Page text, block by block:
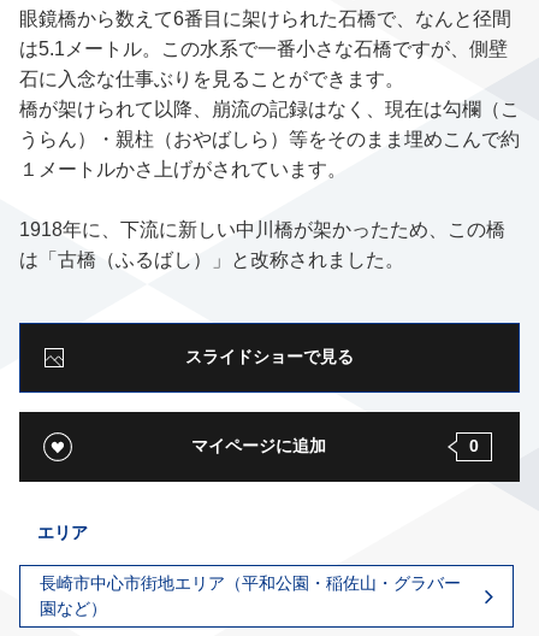
眼鏡橋から数えて6番目に架けられた石橋で、なんと径間
は5.1メートル。この水系で一番小さな石橋ですが、側壁
石に入念な仕事ぶりを見ることができます。
橋が架けられて以降、崩流の記録はなく、現在は勾欄（こ
うらん）・親柱（おやばしら）等をそのまま埋めこんで約
１メートルかさ上げがされています。
1918年に、下流に新しい中川橋が架かったため、この橋
は「古橋（ふるばし）」と改称されました。
スライドショーで見る
マイページに追加 0
エリア
長崎市中心市街地エリア（平和公園・稲佐山・グラバー
園など）